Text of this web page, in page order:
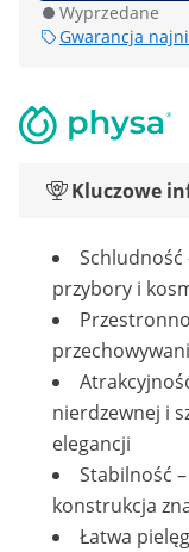
Wyprzedane
Gwarancja
Kluczowe
Schludność
przybory i
nierdzewnej i
elegancji
Stabilność
konstrukcja
Łatwa